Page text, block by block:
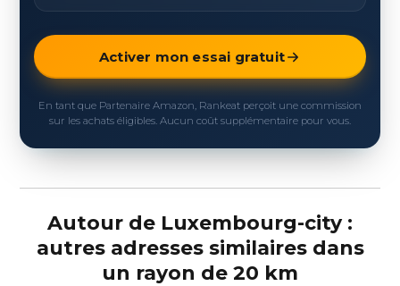
Activer mon essai gratuit
En tant que Partenaire Amazon, Rankeat perçoit une commission
sur les achats éligibles. Aucun coût supplémentaire pour vous.
Autour de Luxembourg-city :
autres adresses similaires dans
un rayon de 20 km